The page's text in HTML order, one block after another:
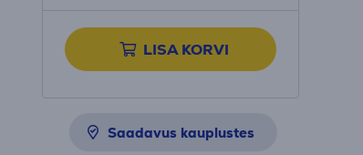
LISA KORVI
Saadavus kauplustes